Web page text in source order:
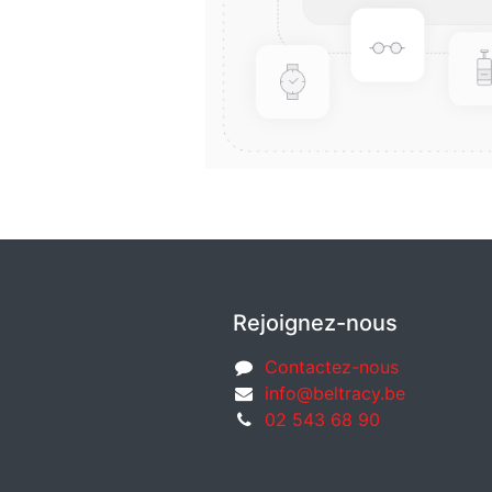
Rejoignez-nous
Contactez-nous
info@beltracy.be
02 543 68 90